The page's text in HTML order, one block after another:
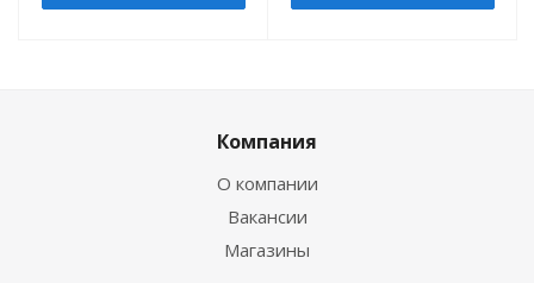
Компания
О компании
Вакансии
Магазины